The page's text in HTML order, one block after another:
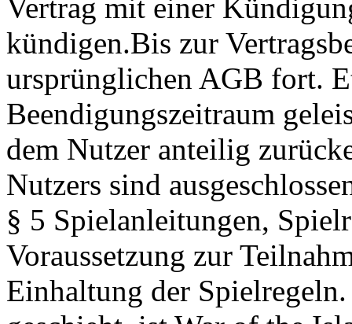
Vertrag mit einer
kündigen.Bis zur
ursprünglichen AGB fort.
Beendigungszeitraum
dem Nutzer anteilig
Nutzers sind
§ 5 Spielanleitungen,
Voraussetzung zur
Einhaltung der